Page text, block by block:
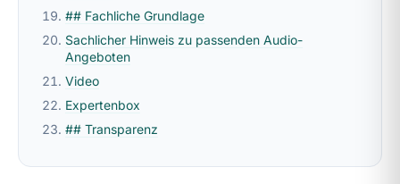
## Fachliche Grundlage
Sachlicher Hinweis zu passenden Audio-
Angeboten
Video
Expertenbox
## Transparenz